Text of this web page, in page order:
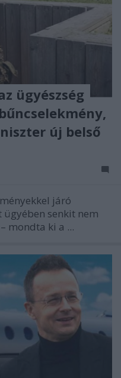
ügyészség
új belső
járó
senkit nem
mondta ki a ...